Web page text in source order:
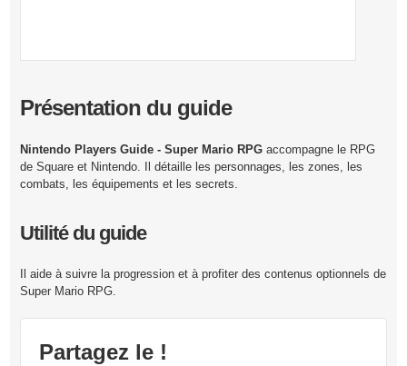
Présentation du guide
Nintendo Players Guide - Super Mario RPGaccompagne le RPG
de Square et Nintendo. Il détaille les personnages, les zones, les
combats, les équipements et les secrets.
Utilité du guide
Il aide à suivre la progression et à profiter des contenus optionnels de
Super Mario RPG.
Partagez le !